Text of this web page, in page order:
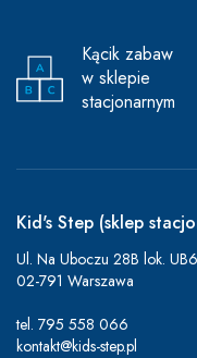
Kącik zabaw
w sklepie
stacjonarnym
Kid's Step (sklep
Ul. Na Uboczu 28B lok. UB6
02-791 Warszawa
tel. 795 558 066
kontakt@kids-step.pl